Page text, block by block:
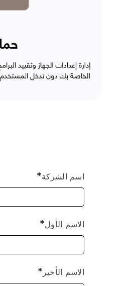
اسم الشركة
الاسم الأول
الاسم الأخير